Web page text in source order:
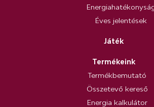
Éves jelentések
Játék
Termékeink
Termékbemutató
Összetevő kereső
Energia kalkulátor